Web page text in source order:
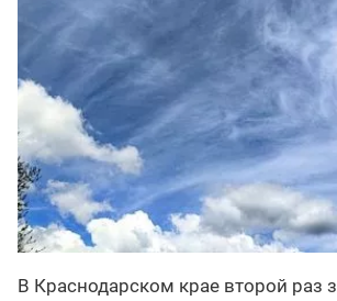
В Краснодарском крае второй раз